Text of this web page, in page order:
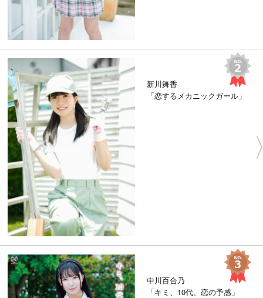
新川舞香
「恋するメカニックガール」
中川百合乃
「キミ、10代、恋の予感」